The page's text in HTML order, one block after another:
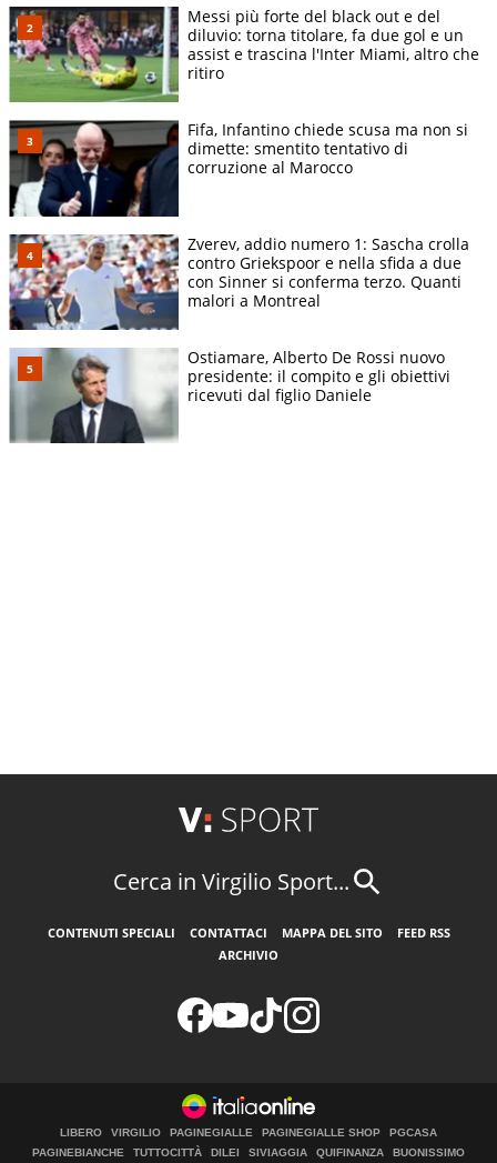
Messi più forte del black out e del
diluvio: torna titolare, fa due gol e un
assist e trascina l'Inter Miami, altro che
ritiro
Fifa, Infantino chiede scusa ma non si
dimette: smentito tentativo di
corruzione al Marocco
Zverev, addio numero 1: Sascha crolla
contro Griekspoor e nella sfida a due
con Sinner si conferma terzo. Quanti
malori a Montreal
Ostiamare, Alberto De Rossi nuovo
presidente: il compito e gli obiettivi
ricevuti dal figlio Daniele
Cerca in Virgilio Sport...
CONTENUTI SPECIALI CONTATTACI MAPPA DEL SITO
FEED RSS
ARCHIVIO
LIBERO VIRGILIO PAGINEGIALLE PAGINEGIALLE SHOP
PGCASA
PAGINEBIANCHE
TUTTOCITTÀ DILEI SIVIAGGIA QUIFINANZA BUONISSIMO